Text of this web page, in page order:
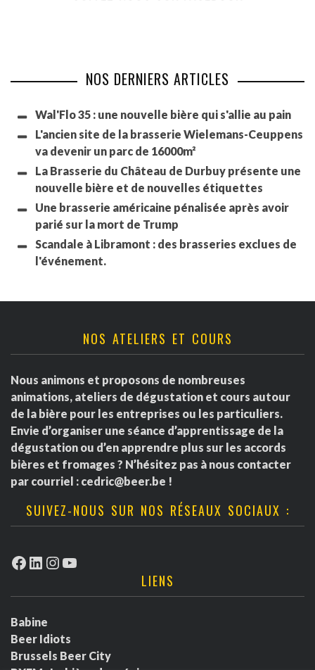
NOS DERNIERS ARTICLES
Wal'Flo 35 : une nouvelle bière qui s'allie au pain
L'ancien site de la brasserie Wielemans-Ceuppens
va devenir un parc de 16000m²
La Brasserie du Château de Durbuy présente une
nouvelle bière et de nouvelles étiquettes
Une brasserie américaine pénalisée après avoir
parié sur la mort de Trump
Scandale à Libramont : des brasseries exclues de
l'événement.
NOS ATELIERS ET COURS
Nous animons et proposons de nombreuses
animations, ateliers de dégustation et cours autour
de la bière pour les entreprises ou les particuliers.
Envie d’organiser une séance d’apprentissage de la
dégustation ou d’en apprendre plus sur les accords
bières et fromages ? N’hésitez pas à nous contacter
par courriel : cedric@beer.be !
SUIVEZ-NOUS SUR NOS RÉSEAUX SOCIAUX :
Facebook
LinkedIn
Instagram
YouTube
LIENS
Babine
Beer Idiots
Brussels Beer City